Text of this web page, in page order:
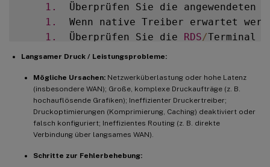
1.
Überprüfen Sie die angewendeten
1.
Wenn native Treiber erwartet
1.
  Überprüfen Sie die
RDS/Terminal
Suchen und bereinigen Sie
- **Druckspooler-Abstürze / Dienst
**Mögliche Ursachen:** Fehlerhafter
Schritte zur Fehlerbehebung
Langsamer Druck / Leistungsprobleme:
Mögliche Ursachen: Netzwerküberlastung oder hohe Latenz
(insbesondere WAN); Große, komplexe Druckaufträge (z. B.
hochauflösende Grafiken); Ineffizienter Druckertreiber;
Druckoptimierungen (Komprimierung, Caching) deaktiviert oder
falsch konfiguriert; Ineffizientes Routing (z. B. direkte
Verbindung über langsames WAN).
Schritte zur Fehlerbehebung: